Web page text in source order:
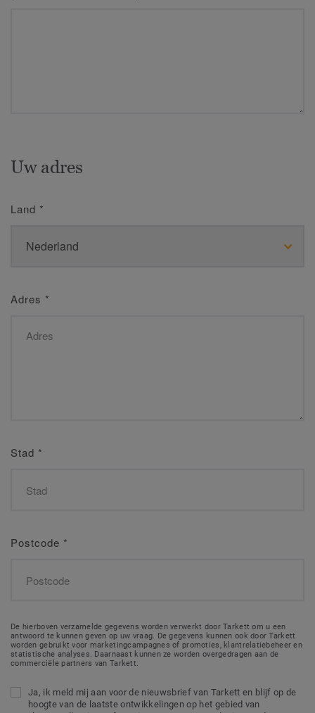
Uw adres
Land *
Adres *
Stad *
Postcode *
De hierboven verzamelde gegevens worden verwerkt door Tarkett om u een
antwoord te kunnen geven op uw vraag. De gegevens kunnen ook door Tarkett
worden gebruikt voor marketingcampagnes of promoties, klantrelatiebeheer en
statistische analyses. Daarnaast kunnen ze worden overgedragen aan de
commerciële partners van Tarkett.
Ja, ik meld mij aan voor de nieuwsbrief van Tarkett en blijf op de
hoogte van de laatste ontwikkelingen op het gebied van